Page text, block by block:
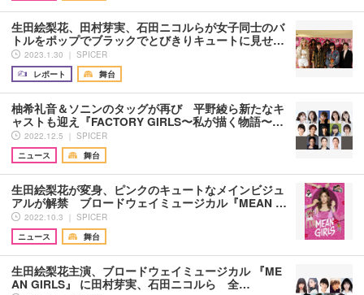
生田絵梨花、田村芽実、石田ニコルらが女子同士のバ
トルをポップでブラックでとびきりキュートに見せ…
2023.1.30 ｜ SPICER
レポート
舞台
柚希礼音＆ソニンのタッグが再び 平野綾ら新たなキ
ャストも迎え『FACTORY GIRLS〜私が描く物語〜…
2022.12.5 ｜ SPICER
ニュース
舞台
生田絵梨花が変身、ピンクのキュートなメインビジュ
アルが解禁 ブロードウェイミュージカル『MEAN …
2022.10.3 ｜ SPICER
ニュース
舞台
生田絵梨花主演、ブロードウェイミュージカル 『ME
AN GIRLS』 に田村芽実、石田ニコルら 全…